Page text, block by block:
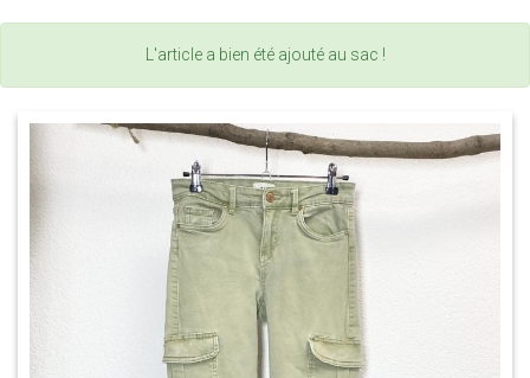
L'article a bien été ajouté au sac !